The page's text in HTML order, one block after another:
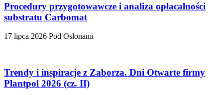
Procedury przygotowawcze i analiza opłacalności
substratu Carbomat
17 lipca 2026 Pod Osłonami
Trendy i inspiracje z Zaborza. Dni Otwarte firmy
Plantpol 2026 (cz. II)